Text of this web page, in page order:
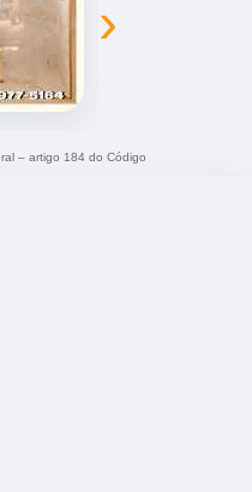
›
– artigo 184 do Código